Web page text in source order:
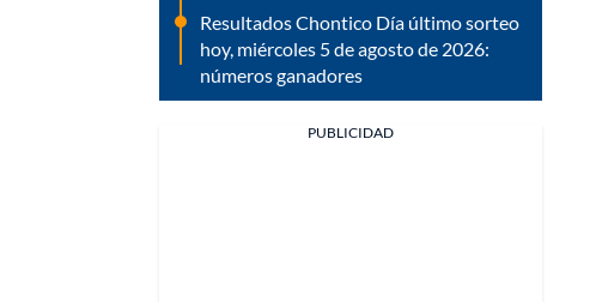
Resultados Chontico Día último sorteo
hoy, miércoles 5 de agosto de 2026:
números ganadores
PUBLICIDAD